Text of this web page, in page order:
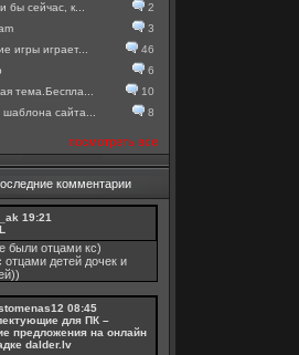
бы сейчас, к...
2
3
игры играет...
46
6
тема.Беспла...
10
шаблона сайта...
8
посмотреть все
комментарии
19:21
были отцами кс)
отцами детей дочек и
08:45
для ПК –
предложения на онлайн
dalder.lv